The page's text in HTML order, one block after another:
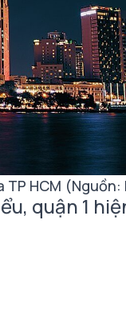
HCM (Nguồn:
quận 1